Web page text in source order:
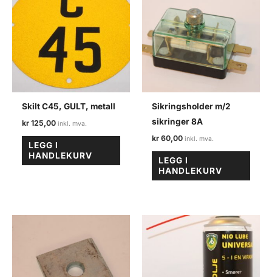
Skilt C45, GULT, metall
kr 125,00
LEGG I
HANDLEKURV
Sikringsholder m/2
sikringer 8A
kr 60,00
LEGG I
HANDLEKURV